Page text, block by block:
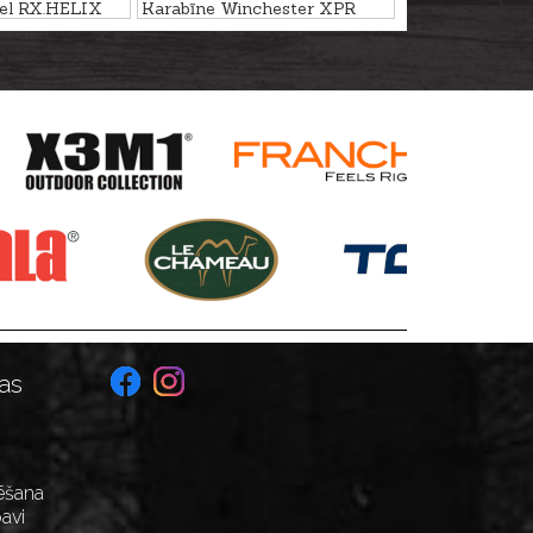
RX.HELIX
Karabīne Winchester XPR
Sporter .308Win. M14x1